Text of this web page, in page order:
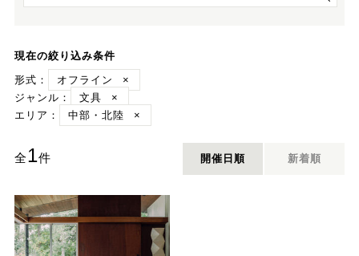
現在の絞り込み条件
形式：
オフライン
×
ジャンル：
文具
×
エリア：
中部・北陸 ×
全1件 開催日順 新着順